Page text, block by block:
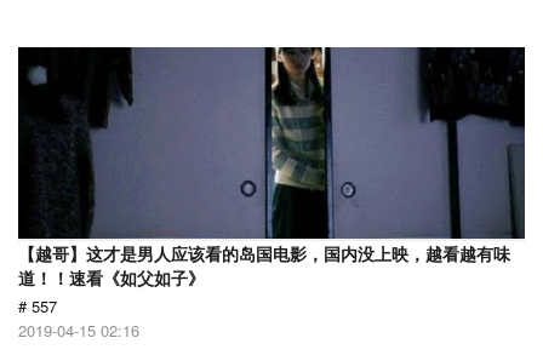
【越哥】这才是男人应该看的岛国电影，国内没上映，越看越有味
道！！速看《如父如子》
# 557
2019-04-15 02:16